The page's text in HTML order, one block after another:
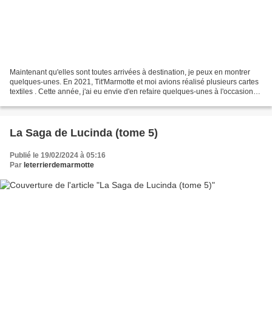
Maintenant qu'elles sont toutes arrivées à destination, je peux en montrer
quelques-unes. En 2021, Tit'Marmotte et moi avions réalisé plusieurs cartes
textiles . Cette année, j'ai eu envie d'en refaire quelques-unes à l'occasion
La Saga de Lucinda (tome 5)
Publié le 19/02/2024 à 05:16
Par leterrierdemarmotte